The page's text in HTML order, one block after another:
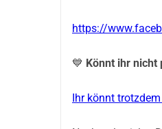
Unterstützung!
https://
💙 Könnt ihr nicht
Ihr könnt